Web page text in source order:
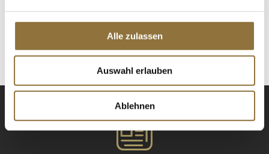
Alle zulassen
Auswahl erlauben
Ablehnen